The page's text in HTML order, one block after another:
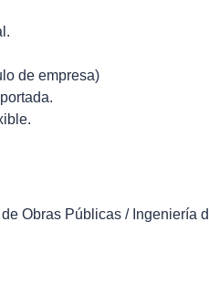
de empresa)
Obras Públicas / Ingeniería